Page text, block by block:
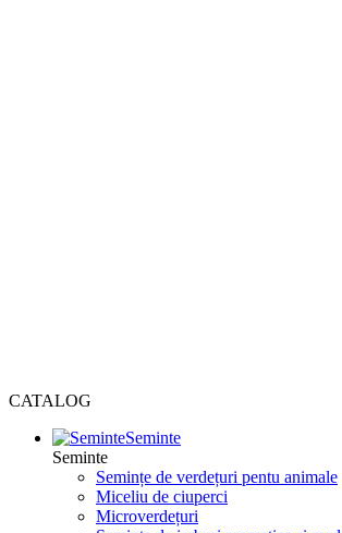
CATALOG
Seminte
Seminte
Semințe de verdețuri pentu animale
Miceliu de ciuperci
Microverdețuri